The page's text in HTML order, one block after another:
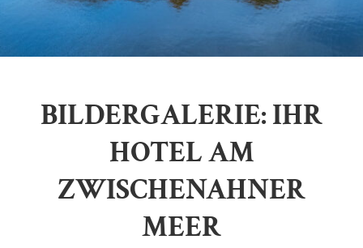
BILDERGALERIE: IHR
HOTEL AM
ZWISCHENAHNER
MEER